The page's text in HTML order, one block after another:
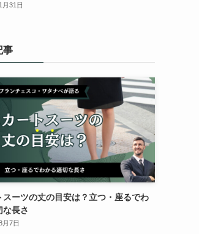
月31日
事
スーツの丈の目安は？立つ・座るでわ
な長さ
月7日